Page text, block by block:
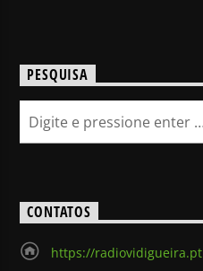
PESQUISA
CONTATOS
https://radiovidigueira.pt